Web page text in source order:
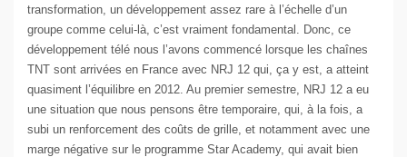
transformation, un développement assez rare à l’échelle d’un
groupe comme celui-là, c’est vraiment fondamental. Donc, ce
développement télé nous l’avons commencé lorsque les chaînes
TNT sont arrivées en France avec NRJ 12 qui, ça y est, a atteint
quasiment l’équilibre en 2012. Au premier semestre, NRJ 12 a eu
une situation que nous pensons être temporaire, qui, à la fois, a
subi un renforcement des coûts de grille, et notamment avec une
marge négative sur le programme Star Academy, qui avait bien